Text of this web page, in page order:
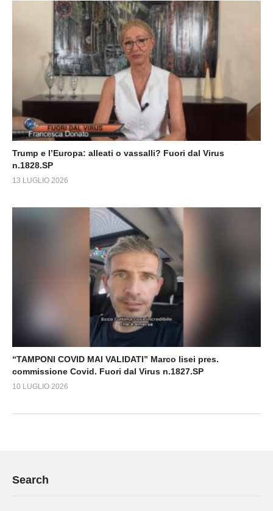
Trump e l’Europa: alleati o vassalli? Fuori dal Virus
n.1828.SP
13 LUGLIO 2026
“TAMPONI COVID MAI VALIDATI” Marco lisei pres.
commissione Covid. Fuori dal Virus n.1827.SP
10 LUGLIO 2026
Search